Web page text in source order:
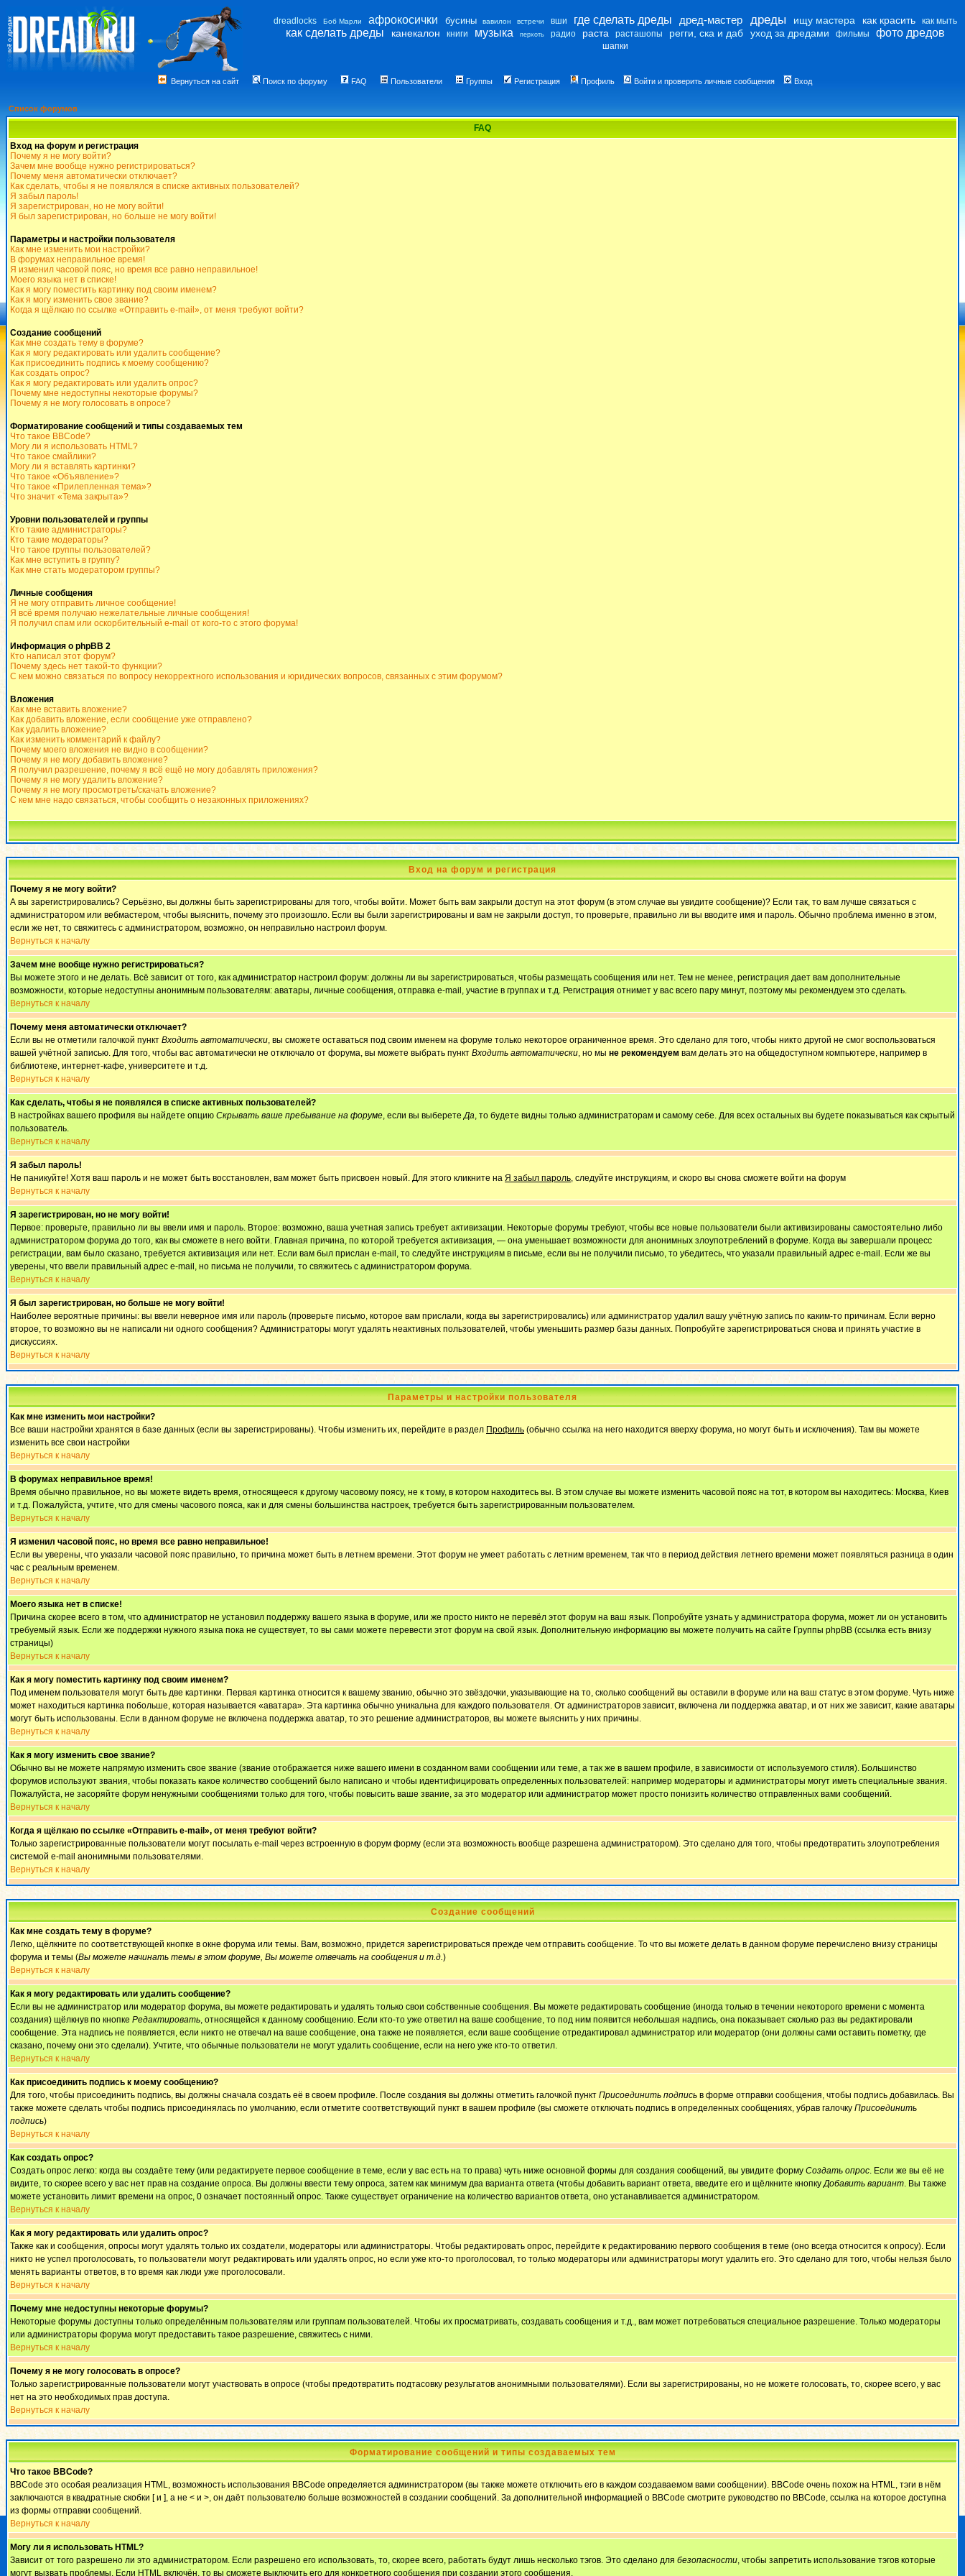
dreadlocks Боб Марли афрокосички бусины вавилон встречи вши где сделать дреды дред-мастер дреды ищу мастера как красить как мыть
как сделать дреды канекалон книги музыка перхоть радио раста расташопы регги, ска и даб уход за дредами фильмы фото дредов
шапки
Вернуться на сайт Поиск по форуму FAQ Пользователи Группы Регистрация Профиль Войти и проверить личные сообщения Вход
Список форумов
FAQ
Вход на форум и регистрация
Почему я не могу войти?
Зачем мне вообще нужно регистрироваться?
Почему меня автоматически отключает?
Как сделать, чтобы я не появлялся в списке активных пользователей?
Я забыл пароль!
Я зарегистрирован, но не могу войти!
Я был зарегистрирован, но больше не могу войти!
Параметры и настройки пользователя
Как мне изменить мои настройки?
В форумах неправильное время!
Я изменил часовой пояс, но время все равно неправильное!
Моего языка нет в списке!
Как я могу поместить картинку под своим именем?
Как я могу изменить свое звание?
Когда я щёлкаю по ссылке «Отправить e-mail», от меня требуют войти?
Создание сообщений
Как мне создать тему в форуме?
Как я могу редактировать или удалить сообщение?
Как присоединить подпись к моему сообщению?
Как создать опрос?
Как я могу редактировать или удалить опрос?
Почему мне недоступны некоторые форумы?
Почему я не могу голосовать в опросе?
Форматирование сообщений и типы создаваемых тем
Что такое BBCode?
Могу ли я использовать HTML?
Что такое смайлики?
Могу ли я вставлять картинки?
Что такое «Объявление»?
Что такое «Прилепленная тема»?
Что значит «Тема закрыта»?
Уровни пользователей и группы
Кто такие администраторы?
Кто такие модераторы?
Что такое группы пользователей?
Как мне вступить в группу?
Как мне стать модератором группы?
Личные сообщения
Я не могу отправить личное сообщение!
Я всё время получаю нежелательные личные сообщения!
Я получил спам или оскорбительный e-mail от кого-то с этого форума!
Информация о phpBB 2
Кто написал этот форум?
Почему здесь нет такой-то функции?
С кем можно связаться по вопросу некорректного использования и юридических вопросов, связанных с этим форумом?
Вложения
Как мне вставить вложение?
Как добавить вложение, если сообщение уже отправлено?
Как удалить вложение?
Как изменить комментарий к файлу?
Почему моего вложения не видно в сообщении?
Почему я не могу добавить вложение?
Я получил разрешение, почему я всё ещё не могу добавлять приложения?
Почему я не могу удалить вложение?
Почему я не могу просмотреть/скачать вложение?
С кем мне надо связаться, чтобы сообщить о незаконных приложениях?
Вход на форум и регистрация
Почему я не могу войти?
А вы зарегистрировались? Серьёзно, вы должны быть зарегистрированы для того, чтобы войти. Может быть вам закрыли доступ на этот форум (в этом случае вы увидите сообщение)? Если так, то вам лучше связаться с
администратором или вебмастером, чтобы выяснить, почему это произошло. Если вы были зарегистрированы и вам не закрыли доступ, то проверьте, правильно ли вы вводите имя и пароль. Обычно проблема именно в этом,
если же нет, то свяжитесь с администратором, возможно, он неправильно настроил форум.
Вернуться к началу
Зачем мне вообще нужно регистрироваться?
Вы можете этого и не делать. Всё зависит от того, как администратор настроил форум: должны ли вы зарегистрироваться, чтобы размещать сообщения или нет. Тем не менее, регистрация дает вам дополнительные
возможности, которые недоступны анонимным пользователям: аватары, личные сообщения, отправка e-mail, участие в группах и т.д. Регистрация отнимет у вас всего пару минут, поэтому мы рекомендуем это сделать.
Вернуться к началу
Почему меня автоматически отключает?
Если вы не отметили галочкой пункт Входить автоматически, вы сможете оставаться под своим именем на форуме только некоторое ограниченное время. Это сделано для того, чтобы никто другой не смог воспользоваться
вашей учётной записью. Для того, чтобы вас автоматически не отключало от форума, вы можете выбрать пункт Входить автоматически, но мы не рекомендуем вам делать это на общедоступном компьютере, например в
библиотеке, интернет-кафе, университете и т.д.
Вернуться к началу
Как сделать, чтобы я не появлялся в списке активных пользователей?
В настройках вашего профиля вы найдете опцию Скрывать ваше пребывание на форуме, если вы выберетеДа, то будете видны только администраторам и самому себе. Для всех остальных вы будете показываться как скрытый
пользователь.
Вернуться к началу
Я забыл пароль!
Не паникуйте! Хотя ваш пароль и не может быть восстановлен, вам может быть присвоен новый. Для этого кликните на Я забыл пароль, следуйте инструкциям, и скоро вы снова сможете войти на форум
Вернуться к началу
Я зарегистрирован, но не могу войти!
Первое: проверьте, правильно ли вы ввели имя и пароль. Второе: возможно, ваша учетная запись требует активизации. Некоторые форумы требуют, чтобы все новые пользователи были активизированы самостоятельно либо
администратором форума до того, как вы сможете в него войти. Главная причина, по которой требуется активизация, — она уменьшает возможности для анонимных злоупотреблений в форуме. Когда вы завершали процесс
регистрации, вам было сказано, требуется активизация или нет. Если вам был прислан e-mail, то следуйте инструкциям в письме, если вы не получили письмо, то убедитесь, что указали правильный адрес e-mail. Если же вы
уверены, что ввели правильный адрес e-mail, но письма не получили, то свяжитесь с администратором форума.
Вернуться к началу
Я был зарегистрирован, но больше не могу войти!
Наиболее вероятные причины: вы ввели неверное имя или пароль (проверьте письмо, которое вам прислали, когда вы зарегистрировались) или администратор удалил вашу учётную запись по каким-то причинам. Если верно
второе, то возможно вы не написали ни одного сообщения? Администраторы могут удалять неактивных пользователей, чтобы уменьшить размер базы данных. Попробуйте зарегистрироваться снова и принять участие в
дискуссиях.
Вернуться к началу
Параметры и настройки пользователя
Как мне изменить мои настройки?
Все ваши настройки хранятся в базе данных (если вы зарегистрированы). Чтобы изменить их, перейдите в раздел Профиль (обычно ссылка на него находится вверху форума, но могут быть и исключения). Там вы можете
изменить все свои настройки
Вернуться к началу
В форумах неправильное время!
Время обычно правильное, но вы можете видеть время, относящееся к другому часовому поясу, не к тому, в котором находитесь вы. В этом случае вы можете изменить часовой пояс на тот, в котором вы находитесь: Москва, Киев
и т.д. Пожалуйста, учтите, что для смены часового пояса, как и для смены большинства настроек, требуется быть зарегистрированным пользователем.
Вернуться к началу
Я изменил часовой пояс, но время все равно неправильное!
Если вы уверены, что указали часовой пояс правильно, то причина может быть в летнем времени. Этот форум не умеет работать с летним временем, так что в период действия летнего времени может появляться разница в один
час с реальным временем.
Вернуться к началу
Моего языка нет в списке!
Причина скорее всего в том, что администратор не установил поддержку вашего языка в форуме, или же просто никто не перевёл этот форум на ваш язык. Попробуйте узнать у администратора форума, может ли он установить
требуемый язык. Если же поддержки нужного языка пока не существует, то вы сами можете перевести этот форум на свой язык. Дополнительную информацию вы можете получить на сайте Группы phpBB (ссылка есть внизу
страницы)
Вернуться к началу
Как я могу поместить картинку под своим именем?
Под именем пользователя могут быть две картинки. Первая картинка относится к вашему званию, обычно это звёздочки, указывающие на то, сколько сообщений вы оставили в форуме или на ваш статус в этом форуме. Чуть ниже
может находиться картинка побольше, которая называется «аватара». Эта картинка обычно уникальна для каждого пользователя. От администраторов зависит, включена ли поддержка аватар, и от них же зависит, какие аватары
могут быть использованы. Если в данном форуме не включена поддержка аватар, то это решение администраторов, вы можете выяснить у них причины.
Вернуться к началу
Как я могу изменить свое звание?
Обычно вы не можете напрямую изменить свое звание (звание отображается ниже вашего имени в созданном вами сообщении или теме, а так же в вашем профиле, в зависимости от используемого стиля). Большинство
форумов используют звания, чтобы показать какое количество сообщений было написано и чтобы идентифицировать определенных пользователей: например модераторы и администраторы могут иметь специальные звания.
Пожалуйста, не засоряйте форум ненужными сообщениями только для того, чтобы повысить ваше звание, за это модератор или администратор может просто понизить количество отправленных вами сообщений.
Вернуться к началу
Когда я щёлкаю по ссылке «Отправить e-mail», от меня требуют войти?
Только зарегистрированные пользователи могут посылать e-mail через встроенную в форум форму (если эта возможность вообще разрешена администратором). Это сделано для того, чтобы предотвратить злоупотребления
системой e-mail анонимными пользователями.
Вернуться к началу
Создание сообщений
Как мне создать тему в форуме?
Легко, щёлкните по соответствующей кнопке в окне форума или темы. Вам, возможно, придется зарегистрироваться прежде чем отправить сообщение. То что вы можете делать в данном форуме перечислено внизу страницы
форума и темы (Вы можете начинать темы в этом форуме, Вы можете отвечать на сообщения и т.д.)
Вернуться к началу
Как я могу редактировать или удалить сообщение?
Если вы не администратор или модератор форума, вы можете редактировать и удалять только свои собственные сообщения. Вы можете редактировать сообщение (иногда только в течении некоторого времени с момента
создания) щёлкнув по кнопке Редактировать, относящейся к данному сообщению. Если кто-то уже ответил на ваше сообщение, то под ним появится небольшая надпись, она показывает сколько раз вы редактировали
сообщение. Эта надпись не появляется, если никто не отвечал на ваше сообщение, она также не появляется, если ваше сообщение отредактировал администратор или модератор (они должны сами оставить пометку, где
сказано, почему они это сделали). Учтите, что обычные пользователи не могут удалить сообщение, если на него уже кто-то ответил.
Вернуться к началу
Как присоединить подпись к моему сообщению?
Для того, чтобы присоединить подпись, вы должны сначала создать её в своем профиле. После создания вы должны отметить галочкой пункт Присоединить подпись в форме отправки сообщения, чтобы подпись добавилась. Вы
также можете сделать чтобы подпись присоединялась по умолчанию, если отметите соответствующий пункт в вашем профиле (вы сможете отключать подпись в определенных сообщениях, убрав галочку Присоединить
подпись)
Вернуться к началу
Как создать опрос?
Создать опрос легко: когда вы создаёте тему (или редактируете первое сообщение в теме, если у вас есть на то права) чуть ниже основной формы для создания сообщений, вы увидите форму Создать опрос. Если же вы её не
видите, то скорее всего у вас нет прав на создание опроса. Вы должны ввести тему опроса, затем как минимум два варианта ответа (чтобы добавить вариант ответа, введите его и щёлкните кнопкуДобавить вариант. Вы также
можете установить лимит времени на опрос, 0 означает постоянный опрос. Также существует ограничение на количество вариантов ответа, оно устанавливается администратором.
Вернуться к началу
Как я могу редактировать или удалить опрос?
Также как и сообщения, опросы могут удалять только их создатели, модераторы или администраторы. Чтобы редактировать опрос, перейдите к редактированию первого сообщения в теме (оно всегда относится к опросу). Если
никто не успел проголосовать, то пользователи могут редактировать или удалять опрос, но если уже кто-то проголосовал, то только модераторы или администраторы могут удалить его. Это сделано для того, чтобы нельзя было
менять варианты ответов, в то время как люди уже проголосовали.
Вернуться к началу
Почему мне недоступны некоторые форумы?
Некоторые форумы доступны только определённым пользователям или группам пользователей. Чтобы их просматривать, создавать сообщения и т.д., вам может потребоваться специальное разрешение. Только модераторы
или администраторы форума могут предоставить такое разрешение, свяжитесь с ними.
Вернуться к началу
Почему я не могу голосовать в опросе?
Только зарегистрированные пользователи могут участвовать в опросе (чтобы предотвратить подтасовку результатов анонимными пользователями). Если вы зарегистрированы, но не можете голосовать, то, скорее всего, у вас
нет на это необходимых прав доступа.
Вернуться к началу
Форматирование сообщений и типы создаваемых тем
Что такое BBCode?
BBCode это особая реализация HTML, возможность использования BBCode определяется администратором (вы также можете отключить его в каждом создаваемом вами сообщении). BBCode очень похож на HTML, тэги в нём
заключаются в квадратные скобки [ и ], а не < и >, он даёт пользователю больше возможностей в создании сообщений. За дополнительной информацией о BBCode смотрите руководство по BBCode, ссылка на которое доступна
из формы отправки сообщений.
Вернуться к началу
Могу ли я использовать HTML?
Зависит от того разрешено ли это администратором. Если разрешено его использовать, то, скорее всего, работать будут лишь несколько тэгов. Это сделано для безопасности, чтобы запретить использование тэгов которые
могут вызвать проблемы. Если HTML включён, то вы сможете выключить его для конкретного сообщения при создании этого сообщения.